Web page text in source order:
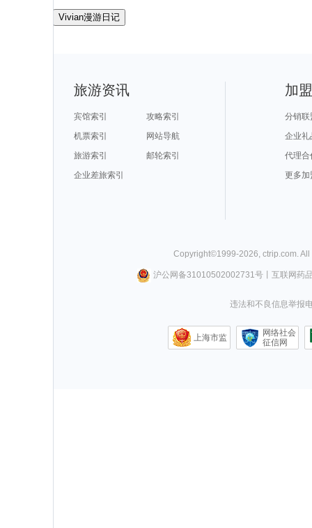
Vivian漫游日记
旅游资讯
宾馆索引
攻略索引
机票索引
网站导航
旅游索引
邮轮索引
企业差旅索引
加
分销联
企业礼
代理合
更多加
Copyright©1999-2026 ctrip.com .
沪公网备31010502002731号丨 互联网药
违法和不良信息举报
上海市监
网络社会
征信网